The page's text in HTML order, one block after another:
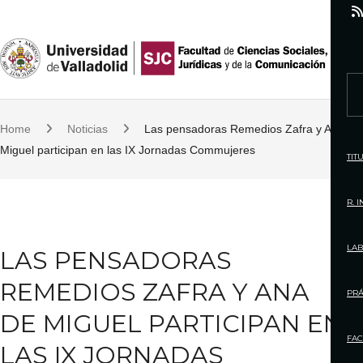
i
t
o
c
t
Home Noticias
Las pensadoras Remedios Zafra y Ana de
Miguel participan en las IX Jornadas Commujeres
LAS PENSADORAS
REMEDIOS ZAFRA Y ANA
DE MIGUEL PARTICIPAN EN
LAS IX JORNADAS
r
h
o
:
R.